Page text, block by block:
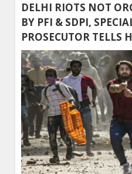
DELHI RIOTS NOT
BY PFI & SDPI,
PROSECUTOR TELLS